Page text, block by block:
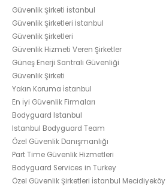
Güvenlik Şirketi İstanbul
Güvenlik Şirketleri İstanbul
Güvenlik Şirketleri
Güvenlik Hizmeti Veren Şirketler
Güneş Enerji Santrali Güvenliği
Güvenlik Şirketi
Yakın Koruma İstanbul
En İyi Güvenlik Firmaları
Bodyguard Istanbul
Istanbul Bodyguard Team
Özel Güvenlik Danışmanlığı
Part Time Güvenlik Hizmetleri
Bodyguard Services in Turkey
Özel Güvenlik Şirketleri İstanbul Mecidiyeköy